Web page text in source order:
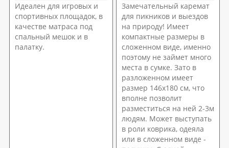
Идеален для игровых и
спортивных площадок, в
качестве матраса под
спальный мешок и в
палатку.
Замечательный каремат
для пикников и выездов
на природу! Имеет
компактные размеры в
сложенном виде, именно
поэтому не займет много
места в сумке. Зато в
разложенном имеет
размер 146х180 см, что
вполне позволит
разместиться на ней 2-3м
людям. Может выступать
в роли коврика, одеяла
или в сложенном виде -